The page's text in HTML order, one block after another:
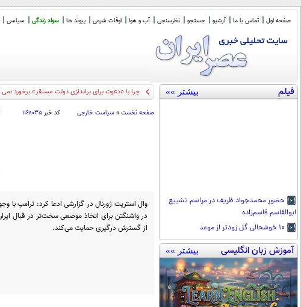
صفحه اول تماس با ما آرشیو جستجو نظرسنجی آب و هوا اوقات شرعی پیوند ها سواد زندگی سیاسی
فیلم بیشتر »»
حضور محمدجواد ظریف در مراسم تشییع
ابوالقاسم قاسم‌زاده
آموزش زبان انگلیسی بیشتر »»
چرا با «دعوت برای براندازی دولت مستقر» برخورد
صفحه نخست » سیاست خارجی کد خبر۱۱۶۸۰۳۵
وال استریت ژورنال در گزارشی ادعا کرد: ترامپ با
در واشنگتن برای اتخاذ موضعی سخت‌تر در قبال
از گسترش درگیری حمایت می‌کند.